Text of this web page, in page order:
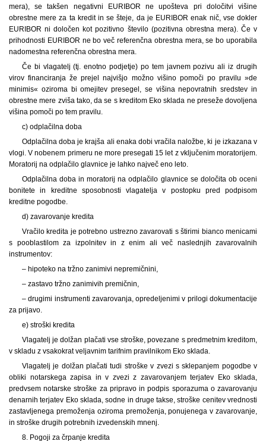
mera), se takšen negativni EURIBOR ne upošteva pri določitvi višine
obrestne mere za ta kredit in se šteje, da je EURIBOR enak nič, vse dokler
EURIBOR ni določen kot pozitivno število (pozitivna obrestna mera). Če v
prihodnosti EURIBOR ne bo več referenčna obrestna mera, se bo uporabila
nadomestna referenčna obrestna mera.
Če bi vlagatelj (tj. enotno podjetje) po tem javnem pozivu ali iz drugih
virov financiranja že prejel najvišjo možno višino pomoči po pravilu »de
minimis« oziroma bi omejitev presegel, se višina nepovratnih sredstev in
obrestne mere zviša tako, da se s kreditom Eko sklada ne preseže dovoljena
višina pomoči po tem pravilu.
c) odplačilna doba
Odplačilna doba je krajša ali enaka dobi vračila naložbe, ki je izkazana v
vlogi. V nobenem primeru ne more presegati 15 let z vključenim moratorijem.
Moratorij na odplačilo glavnice je lahko največ eno leto.
Odplačilna doba in moratorij na odplačilo glavnice se določita ob oceni
bonitete in kreditne sposobnosti vlagatelja v postopku pred podpisom
kreditne pogodbe.
d) zavarovanje kredita
Vračilo kredita je potrebno ustrezno zavarovati s štirimi bianco menicami
s pooblastilom za izpolnitev in z enim ali več naslednjih zavarovalnih
instrumentov:
– hipoteko na tržno zanimivi nepremičnini,
– zastavo tržno zanimivih premičnin,
– drugimi instrumenti zavarovanja, opredeljenimi v prilogi dokumentacije
za prijavo.
e) stroški kredita
Vlagatelj je dolžan plačati vse stroške, povezane s predmetnim kreditom,
v skladu z vsakokrat veljavnim tarifnim pravilnikom Eko sklada.
Vlagatelj je dolžan plačati tudi stroške v zvezi s sklepanjem pogodbe v
obliki notarskega zapisa in v zvezi z zavarovanjem terjatev Eko sklada,
predvsem notarske stroške za pripravo in podpis sporazuma o zavarovanju
denarnih terjatev Eko sklada, sodne in druge takse, stroške cenitev vrednosti
zastavljenega premoženja oziroma premoženja, ponujenega v zavarovanje,
in stroške drugih potrebnih izvedenskih mnenj.
8. Pogoji za črpanje kredita